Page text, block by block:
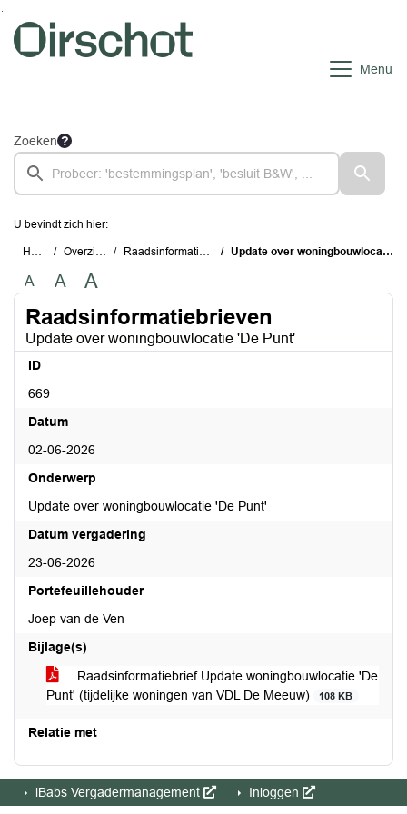
Ga naar de inhoud van deze pagina
Ga naar het zoeken
Ga naar het menu
Menu
Zoeken
U bevindt zich hier:
Home Overzichten Raadsinformatiebrieven Update over woningbouwlocatie 'De Punt'
A A A
Raadsinformatiebrieven
Update over woningbouwlocatie 'De Punt'
ID
669
Datum
02-06-2026
Onderwerp
Update over woningbouwlocatie 'De Punt'
Datum vergadering
23-06-2026
Portefeuillehouder
Joep van de Ven
Bijlage(s)
Raadsinformatiebrief Update woningbouwlocatie 'De
Punt' (tijdelijke woningen van VDL De Meeuw)
108 KB
Relatie met
iBabs Vergadermanagement Inloggen